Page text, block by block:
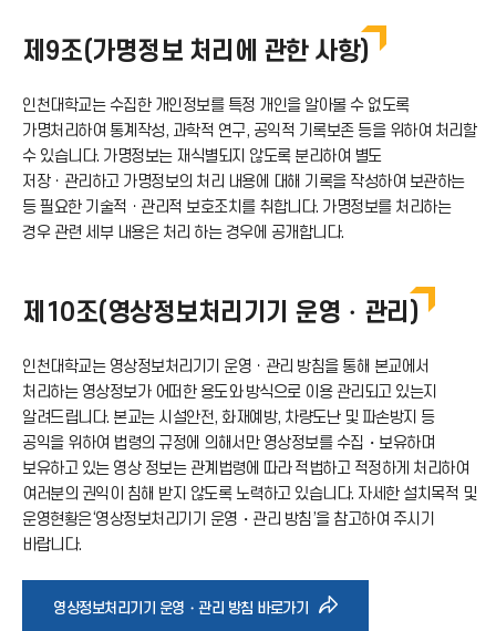
로
드
아
이
제9조(가명정보 처리에 관한 사항)
인천대학교는 수집한 개인정보를 특정 개인을 알아볼 수 없도록
가명처리하여 통계작성, 과학적 연구, 공익적 기록보존 등을 위하여 처리할
수 있습니다. 가명정보는 재식별되지 않도록 분리하여 별도
저장ㆍ관리하고 가명정보의 처리 내용에 대해 기록을 작성하여 보관하는
등 필요한 기술적ㆍ관리적 보호조치를 취합니다. 가명정보를 처리하는
경우 관련 세부 내용은 처리 하는 경우에 공개합니다.
제10조(영상정보처리기기 운영・관리)
인천대학교는 영상정보처리기기 운영ㆍ관리 방침을 통해 본교에서
처리하는 영상정보가 어떠한 용도와 방식으로 이용 관리되고 있는지
알려드립니다. 본교는 시설안전, 화재예방, 차량도난 및 파손방지 등
공익을 위하여 법령의 규정에 의해서만 영상정보를 수집・보유하며
보유하고 있는 영상 정보는 관계법령에 따라 적법하고 적정하게 처리하여
여러분의 권익이 침해 받지 않도록 노력하고 있습니다. 자세한 설치목적 및
운영현황은‘영상정보처리기기 운영・관리 방침’을 참고하여 주시기
바랍니다.
영상정보처리기기 운영・관리 방침 바로가기 바